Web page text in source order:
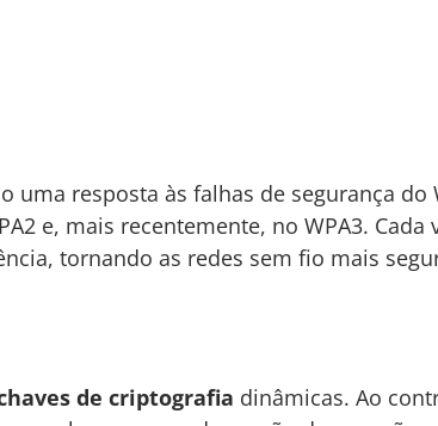
uma resposta às falhas de segurança do
e, mais recentemente, no WPA3. Cada
tornando as redes sem fio mais
de criptografia dinâmicas. Ao